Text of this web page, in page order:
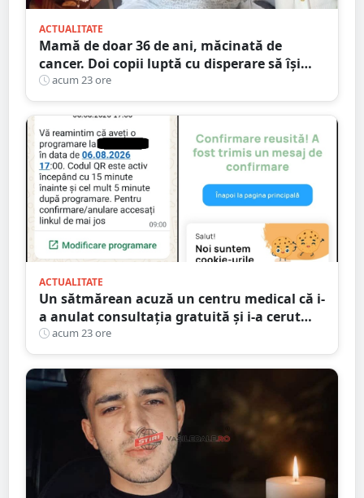
ACTUALITATE
Mamă de doar 36 de ani, măcinată de
cancer. Doi copii luptă cu disperare să își
salveze mama: „Nu o lăsați să se stingă”
acum 23 ore
ACTUALITATE
Un sătmărean acuză un centru medical că i-
a anulat consultația gratuită și i-a cerut
250 de lei pentru aceeași programare
acum 23 ore